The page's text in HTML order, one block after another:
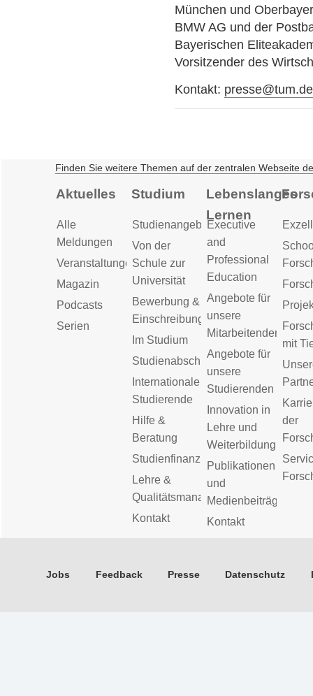
München und
BMW AG und der
Bayerischen
Vorsitzender des
Kontakt: presse@tum.de
Finden Sie weitere Themen auf der zentralen Webseite
Aktuelles
Alle
Meldungen
Veranstaltungen
Magazin
Podcasts
Serien
Studium
Studienangebot
Von der
Schule zur
Universität
Bewerbung &
Einschreibung
Im Studium
Studienabschluss
Internationale
Studierende
Hilfe &
Beratung
Studienfinanzierung
Lehre &
Qualitätsmanagement
Kontakt
Lebenslanges
Lernen
Executive
and
Professional
Education
Angebote für
unsere
Mitarbeitenden
Angebote für
unsere
Studierenden
Innovation in
Lehre und
Weiterbildung
Publikationen
und
Medienbeiträge
Kontakt
mit
der
Jobs Feedback Presse Datenschutz